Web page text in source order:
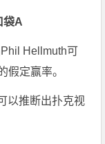
袋A
Hellmuth可
假定赢率。
以推断出扑克视